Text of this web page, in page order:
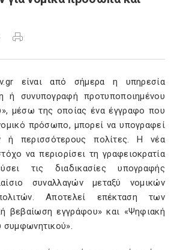
είναι από σήμερα η υπηρεσία
ή συνυπογραφή προτυποποιημένου
μέσω της οποίας ένα έγγραφο που
πρόσωπο, μπορεί να υπογραφεί
ή περισσότερους πολίτες. Η νέα
να περιορίσει τη γραφειοκρατία
τις διαδικασίες υπογραφής
συναλλαγών μεταξύ νομικών
Αποτελεί επέκταση των
βεβαίωση εγγράφου» και «Ψηφιακή
συμφωνητικού».